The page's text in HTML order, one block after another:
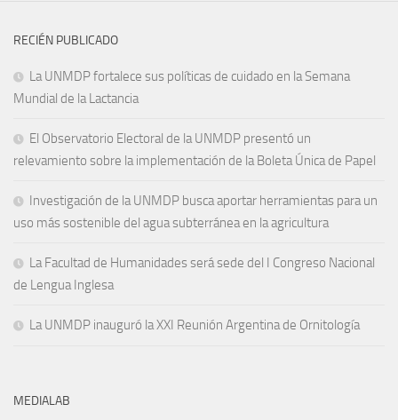
RECIÉN PUBLICADO
La UNMDP fortalece sus políticas de cuidado en la Semana
Mundial de la Lactancia
El Observatorio Electoral de la UNMDP presentó un
relevamiento sobre la implementación de la Boleta Única de Papel
Investigación de la UNMDP busca aportar herramientas para un
uso más sostenible del agua subterránea en la agricultura
La Facultad de Humanidades será sede del I Congreso Nacional
de Lengua Inglesa
La UNMDP inauguró la XXI Reunión Argentina de Ornitología
MEDIALAB